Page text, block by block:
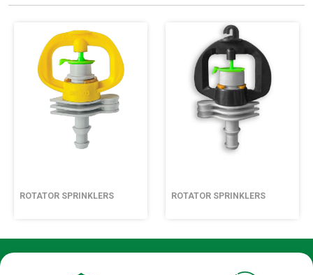
ROTATOR SPRINKLERS ROTATOR SPRINKLERS